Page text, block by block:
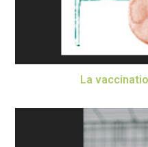
La